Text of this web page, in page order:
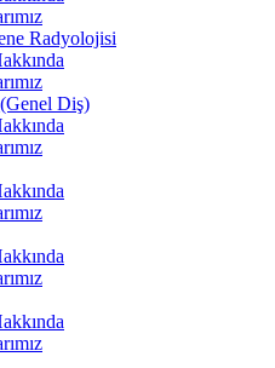
Radyolojisi
Diş)